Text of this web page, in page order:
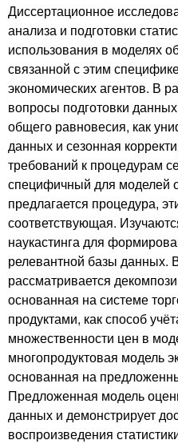
Диссертационное
анализа и подготовки
использования в моделях
связанной с этим
экономических агентов. В
вопросы подготовки
общего равновесия, как
данных и сезонная
требований к процедурам
специфичный для моделей
предлагается процедура,
соответствующая.
наукастинга для
релевантной базы данных.
рассматривается
основанная на системе
продуктами, как способ
множественности цен в
многопродуктовая модель
основанная на
Предложенная модель
данных и демонстрирует
воспроизведения